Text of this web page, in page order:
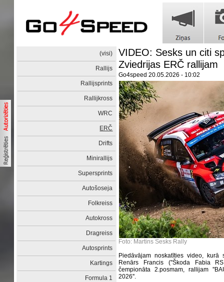
(visi)
Rallijs
Rallijsprints
Rallijkross
WRC
ERČ
Drifts
Minirallijs
Supersprints
Autošoseja
Folkreiss
Autokross
Dragreiss
Autosprints
Kartings
Formula 1
VIDEO: Sesks un citi
Zviedrijas ERČ rallijam
Go4speed 20.05.2026 - 10:02
Foto: Martins Sesks Rally
Piedāvājam noskatīties video,
Renārs Francis (''Škoda Fabia
čempionāta 2.posmam, rallijam
2026''.